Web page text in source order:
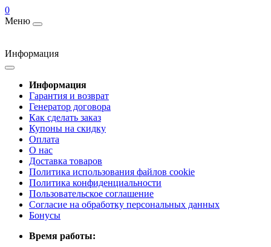
0
Меню
Информация
Информация
Гарантия и возврат
Генератор договора
Как сделать заказ
Купоны на скидку
Оплата
О нас
Доставка товаров
Политика использования файлов cookie
Политика конфиденциальности
Пользовательское соглашение
Согласие на обработку персональных данных
Бонусы
Время работы: